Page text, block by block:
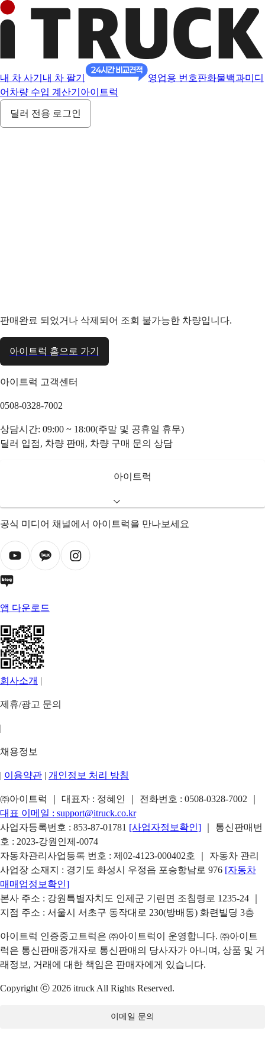
내 차 사기 내 차 팔기 영업용 번호판화물백과미디
어 차량 수입 계산기 아이트럭
딜러 전용 로그인
판매완료 되었거나 삭제되어 조회 불가능한 차량입니다.
아이트럭 홈으로 가기
아이트럭 고객센터
0508-0328-7002
상담시간: 09:00 ~ 18:00(주말 및 공휴일 휴무)
딜러 입점, 차량 판매, 차량 구매 문의 상담
아이트럭
공식 미디어 채널에서 아이트럭을 만나보세요
앱 다운로드
회사소개 |
제휴/광고 문의
|
채용정보
| 이용약관 | 개인정보 처리 방침
㈜아이트럭 ｜ 대표자 : 정혜인 ｜ 전화번호 : 0508-0328-7002
대표 이메일 : support@itruck.co.kr
사업자등록번호 : 853-87-01781 [사업자정보확인]
｜ 통신판매번
호 : 2023-강원인제-0074
자동차관리사업등록 번호 : 제02-4123-000402호 ｜ 자동차 관리
사업장 소재지 : 경기도 화성시 우정읍 포승항남로 976 [자동차
매매업정보확인]
본사 주소 : 강원특별자치도 인제군 기린면 조침령로 1235-24 ｜
지점 주소 : 서울시 서초구 동작대로 230(방배동) 화련빌딩 3층
아이트럭 인증중고트럭은 ㈜아이트럭이 운영합니다. ㈜아이트
럭은 통신판매중개자로 통신판매의 당사자가 아니며, 상품 및 거
래정보, 거래에 대한 책임은 판매자에게 있습니다.
Copyright ⓒ 2026 itruck All Rights Reserved.
이메일 문의